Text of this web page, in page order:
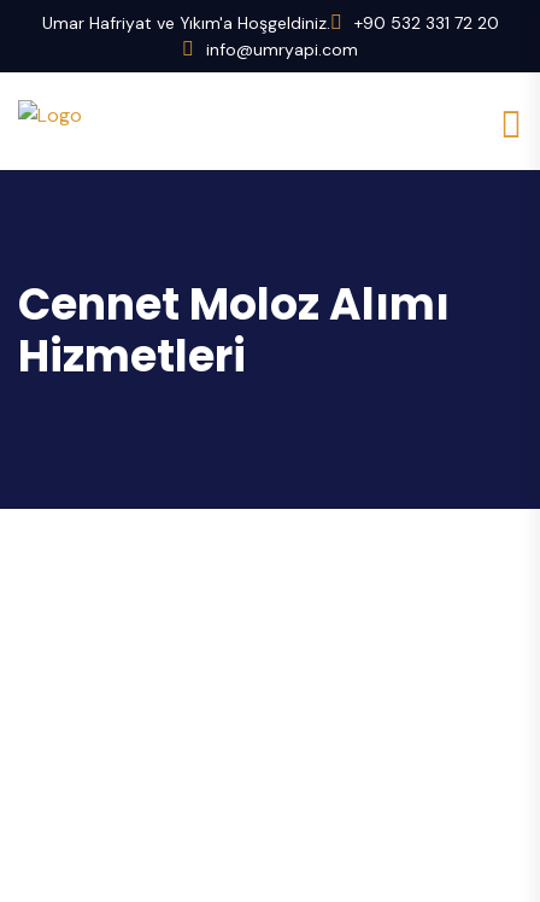
Umar Hafriyat ve Yıkım'a Hoşgeldiniz.
+90 532 331 72 20
info@umryapi.com
Cennet Moloz Alımı
Hizmetleri